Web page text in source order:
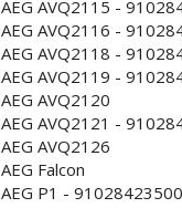
AEG AVQ2115 -
AEG AVQ2116 -
AEG AVQ2118 -
AEG AVQ2119 -
AEG AVQ2120
AEG AVQ2121 -
AEG AVQ2126
AEG Falcon
AEG P1 - 91028423500